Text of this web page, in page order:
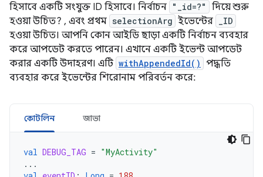
হিসাবে একটি সংযুক্ত ID হিসাবে। নির্বাচন "_id=?"
দিয়ে শুরু
হওয়া উচিত? , এবং প্রথম selectionArg ইভেন্টের _ID
হওয়া উচিত। আপনি কোন আইডি ছাড়া একটি নির্বাচন ব্যবহার
করে আপডেট করতে পারেন। এখানে একটি ইভেন্ট আপডেট
করার একটি উদাহরণ। এটি withAppendedId() পদ্ধতি
ব্যবহার করে ইভেন্টের শিরোনাম পরিবর্তন করে:
কোটলিন জাভা
val DEBUG_TAG = "MyActivity"
...